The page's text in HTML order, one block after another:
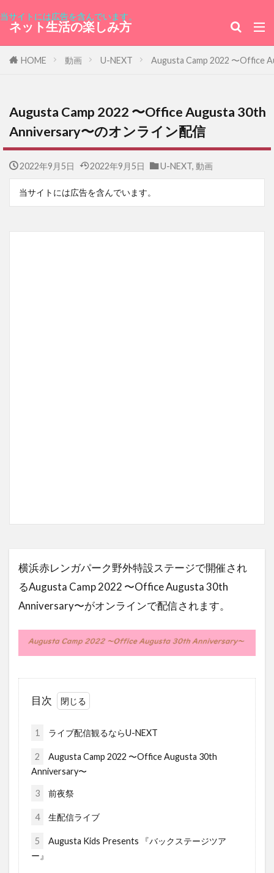
当サイトには広告を含んでいます。
ネット生活の楽しみ方
HOME 動画 U-NEXT Augusta Camp 2022 〜Office
Augusta Camp 2022 〜Office Augusta 30th
Anniversary〜のオンライン配信
2022年9月5日 2022年9月5日 U-NEXT, 動画
当サイトには広告を含んでいます。
横浜赤レンガパーク野外特設ステージで開催され
るAugusta Camp 2022 〜Office Augusta 30th
Anniversary〜がオンラインで配信されます。
目次
1 ライブ配信観るならU-NEXT
2
Augusta Camp 2022 〜Office Augusta 30th
Anniversary〜
3 前夜祭
4 生配信ライブ
5
Augusta Kids Presents 『バックステージツア
ー』